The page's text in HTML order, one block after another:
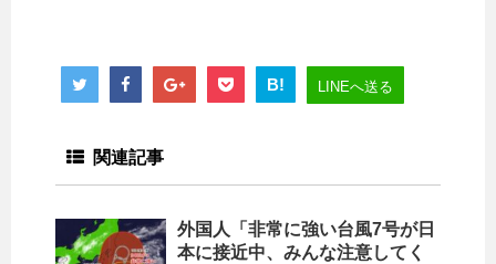
B! LINEへ送る
関連記事
外国人「非常に強い台風7号が日
本に接近中、みんな注意してく